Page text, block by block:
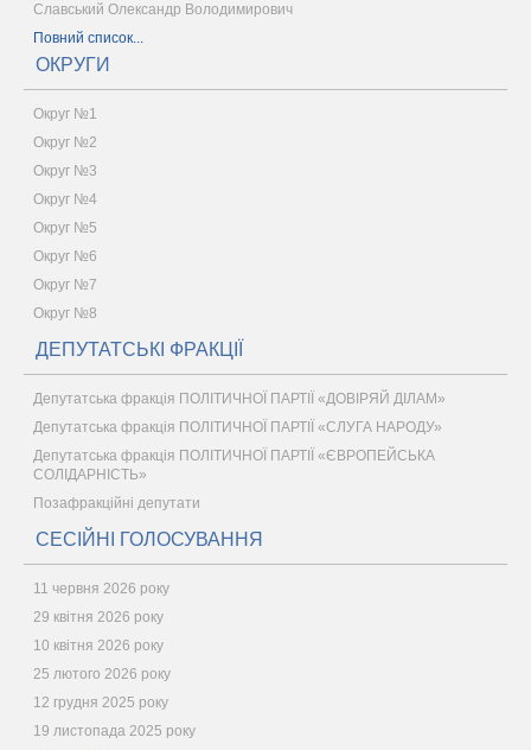
Славський Олександр Володимирович
Повний список...
ОКРУГИ
Округ №1
Округ №2
Округ №3
Округ №4
Округ №5
Округ №6
Округ №7
Округ №8
ДЕПУТАТСЬКІ ФРАКЦІЇ
Депутатська фракція ПОЛІТИЧНОЇ ПАРТІЇ «ДОВІРЯЙ ДІЛАМ»
Депутатська фракція ПОЛІТИЧНОЇ ПАРТІЇ «СЛУГА НАРОДУ»
Депутатська фракція ПОЛІТИЧНОЇ ПАРТІЇ «ЄВРОПЕЙСЬКА
СОЛІДАРНІСТЬ»
Позафракційні депутати
СЕСІЙНІ ГОЛОСУВАННЯ
11 червня 2026 року
29 квітня 2026 року
10 квітня 2026 року
25 лютого 2026 року
12 грудня 2025 року
19 листопада 2025 року